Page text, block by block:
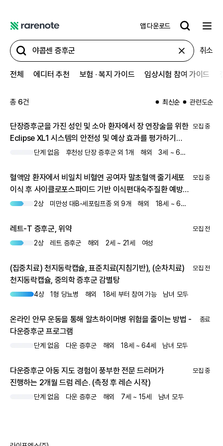
어
노
트
앱 다운로드
취소
전체 에디터 추천 보험 ∙ 복지 가이드 임상시험 참여 가이드
총 6건 최신순 관련도순
단장증후군을 가진 성인 및 소아 환자에서 장 연장술을 위한
Eclipse XL1 시스템의 안전성 및 예상 효과를 평가하기
위한 타당성 연구
단계 없음 후천성 단장 증후군 외 1개 해외 3세 ~ 65세
모집 중
혈액암 환자에서 비일치 비혈연 공여자 말초혈액 줄기세포
이식 후 사이클로포스파미드 기반 이식편대숙주질환 예방을
연구하기 위한 플랫폼 프로토콜
2상 미만성 대B-세포림프종 외 9개 해외 18세 ~ 66세
모집 중
레트-T 증후군, 위약
2상 레트 증후군 해외 2세 ~ 21세 여성
모집 전
(집중치료) 천지동락캡슐, 표준치료(지침기반), (순차치료)
천지동락캡슐, 중의학 증후군 감별탕
4상 1형 당뇨병 해외 18세 부터 참여 가능 남녀 모두
모집 전
온라인 안무 운동을 통해 알츠하이머병 위험을 줄이는 방법 -
다운증후군 프로그램
단계 없음 다운 증후군 해외 18세 ~ 64세 남녀 모두
종료
다운증후군 아동 지도 경험이 풍부한 전문 드러머가
진행하는 2개월 드럼 레슨. (측정 후 레슨 시작)
단계 없음 다운 증후군 해외 7세 ~ 15세 남녀 모두
모집 중